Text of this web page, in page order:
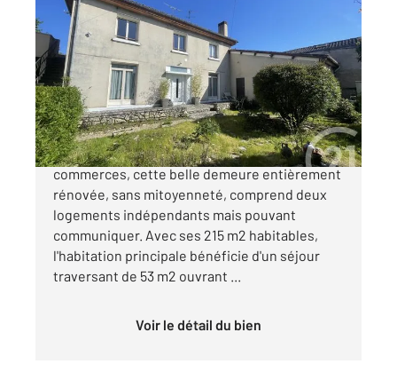
MONTPON MENESTEROL 24
275 m
, 9 pièces
Ref : 10743
Maison à vendre
299 000 €
Au centre de Montpon, à deux pas des
commerces, cette belle demeure entièrement
rénovée, sans mitoyenneté, comprend deux
logements indépendants mais pouvant
communiquer. Avec ses 215 m2 habitables,
l'habitation principale bénéficie d'un séjour
traversant de 53 m2 ouvrant ...
Voir le détail du bien